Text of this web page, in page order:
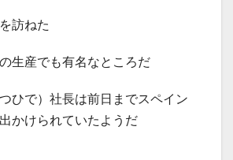
訪ねた
生産でも有名なところだ
ひで）社長は前日までスペイン
かけられていたようだ